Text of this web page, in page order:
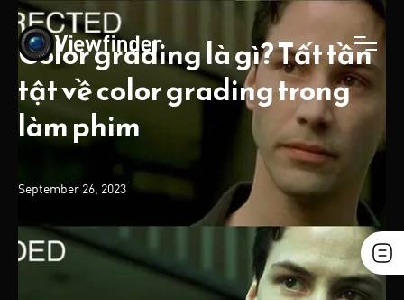
Color grading là gì? Tất tần
tật về color grading trong
làm phim
September 26, 2023